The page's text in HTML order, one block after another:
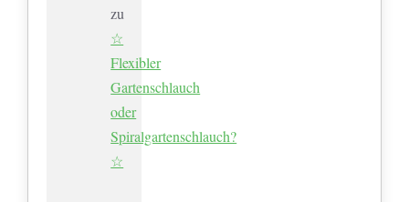
zu
☆
Flexibler
Gartenschlauch
oder
Spiralgartenschlauch?
☆